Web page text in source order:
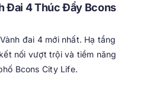
Đai 4 Thúc Đẩy Bcons
đai 4 mới nhất. Hạ tầng
nối vượt trội và tiềm năng
Bcons City Life.